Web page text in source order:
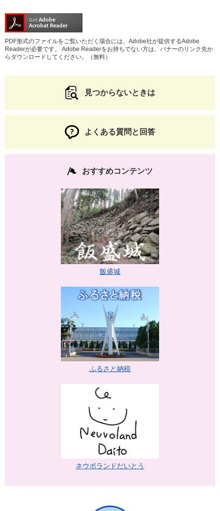
PDF形式のファイルをご覧いただく場合には、Adobe社が提供するAdobe
Readerが必要です。
Adobe Readerをお持ちでない方は、バナーのリンク先か
らダウンロードしてください。（無料）
見つからないときは
よくある質問と回答
おすすめコンテンツ
飯盛城
ふるさと納税
ネウボランドだいとう